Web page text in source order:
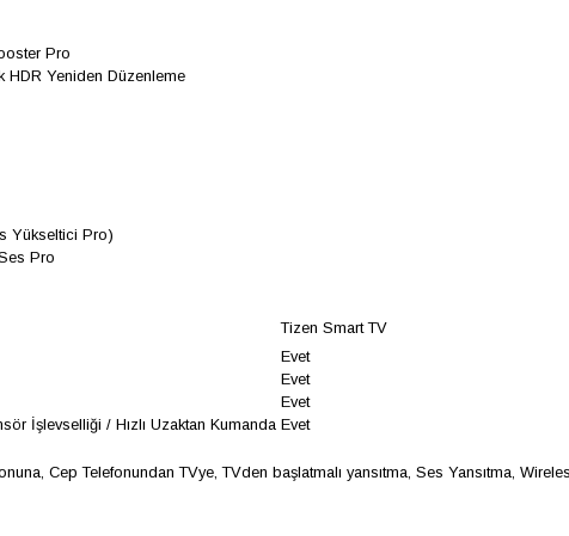
Pro
HDR Yeniden Düzenleme
Yükseltici Pro)
Pro
Tizen Smart TV
Evet
Evet
Evet
İşlevselliği / Hızlı Uzaktan Kumanda Evet
Cep Telefonundan TVye, TVden başlatmalı yansıtma, Ses Yansıtma,